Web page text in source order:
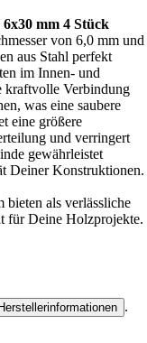
mm 4 Stück
von 6,0 mm und
aus Stahl perfekt
im Innen- und
kraftvolle Verbindung
was eine saubere
eine größere
und verringert
gewährleistet
Deiner Konstruktionen.
als verlässliche
für Deine Holzprojekte.
.